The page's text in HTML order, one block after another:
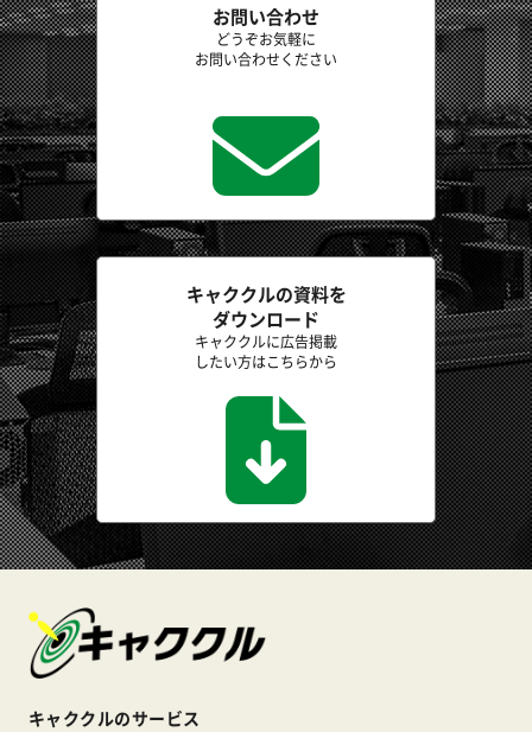
お問い合わせ
どうぞお気軽に
お問い合わせください
キャククルの資料を
ダウンロード
キャククルに広告掲載
したい方はこちらから
キャククルのサービス